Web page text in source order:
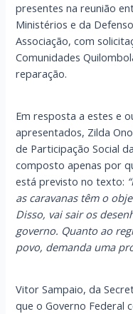
presentes na reunião
Ministérios e da
Associação, com
Comunidades
reparação.
Em resposta a estes e
apresentados, Zilda
de Participação Social
composto apenas por
está previsto no texto:
as caravanas têm o
Disso, vai sair os
governo. Quanto ao
povo, demanda uma
Vitor Sampaio, da
que o Governo Federal